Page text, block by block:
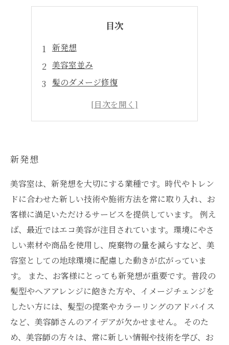
目次
新発想
美容室並み
髪のダメージ修復
メテオトリートメント体験談
新発想
美容室は、新発想を大切にする業種です。時代やトレン
ドに合わせた新しい技術や施術方法を常に取り入れ、お
客様に満足いただけるサービスを提供しています。 例え
ば、最近ではエコ美容が注目されています。環境にやさ
しい素材や商品を使用し、廃棄物の量を減らすなど、美
容室としての地球環境に配慮した動きが広がっていま
す。 また、お客様にとっても新発想が重要です。普段の
髪型やヘアアレンジに飽きた方や、イメージチェンジを
したい方には、髪型の提案やカラーリングのアドバイス
など、美容師さんのアイデアが欠かせません。 そのた
め、美容師の方々は、常に新しい情報や技術を学び、お